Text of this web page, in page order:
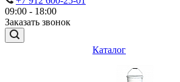
09:00 - 18:00
Заказать звонок
Каталог